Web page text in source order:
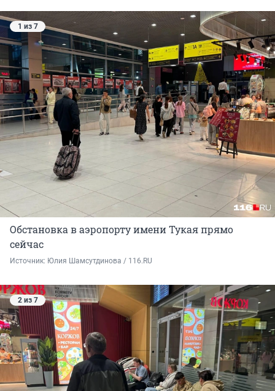
1 из 7
Обстановка в аэропорту имени Тукая прямо
сейчас
Источник: Юлия Шамсутдинова / 116.RU
2 из 7